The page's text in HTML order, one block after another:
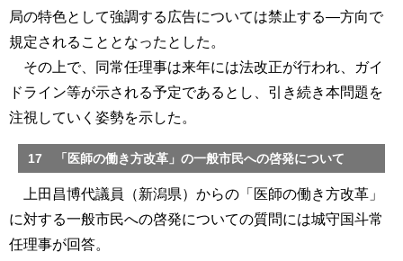
局の特色として強調する広告については禁止する―方向で
規定されることとなったとした。
その上で、同常任理事は来年には法改正が行われ、ガイ
ドライン等が示される予定であるとし、引き続き本問題を
注視していく姿勢を示した。
17 「医師の働き方改革」の一般市民への啓発について
上田昌博代議員（新潟県）からの「医師の働き方改革」
に対する一般市民への啓発についての質問には城守国斗常
任理事が回答。